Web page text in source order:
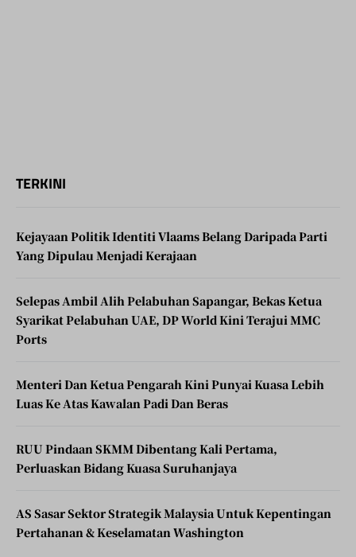
TERKINI
Kejayaan Politik Identiti Vlaams Belang Daripada Parti
Yang Dipulau Menjadi Kerajaan
Selepas Ambil Alih Pelabuhan Sapangar, Bekas Ketua
Syarikat Pelabuhan UAE, DP World Kini Terajui MMC
Ports
Menteri Dan Ketua Pengarah Kini Punyai Kuasa Lebih
Luas Ke Atas Kawalan Padi Dan Beras
RUU Pindaan SKMM Dibentang Kali Pertama,
Perluaskan Bidang Kuasa Suruhanjaya
AS Sasar Sektor Strategik Malaysia Untuk Kepentingan
Pertahanan & Keselamatan Washington